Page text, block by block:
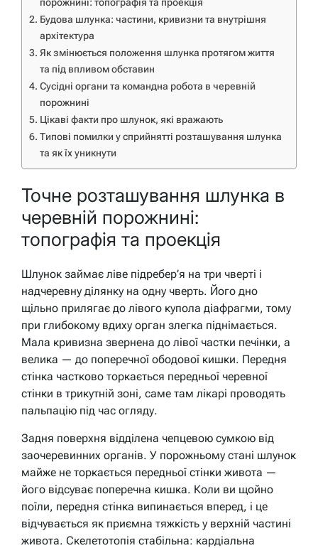
Будова шлунка: частини, кривизни та внутрішня
архітектура
Як змінюється положення шлунка протягом життя
та під впливом обставин
Сусідні органи та командна робота в черевній
порожнині
Цікаві факти про шлунок, які вражають
Типові помилки у сприйнятті розташування шлунка
та як їх уникнути
Точне розташування шлунка в
черевній порожнині:
топографія та проекція
Шлунок займає ліве підребер’я на три чверті і
надчеревну ділянку на одну чверть. Його дно
щільно прилягає до лівого купола діафрагми, тому
при глибокому вдиху орган злегка піднімається.
Мала кривизна звернена до лівої частки печінки, а
велика — до поперечної ободової кишки. Передня
стінка частково торкається передньої черевної
стінки в трикутній зоні, саме там лікарі проводять
пальпацію під час огляду.
Задня поверхня відділена чепцевою сумкою від
заочеревинних органів. У порожньому стані шлунок
майже не торкається передньої стінки живота —
його відсуває поперечна кишка. Коли ви щойно
поїли, передня стінка випинається вперед, і це
відчувається як приємна тяжкість у верхній частині
живота. Скелетотопія стабільна: кардіальна